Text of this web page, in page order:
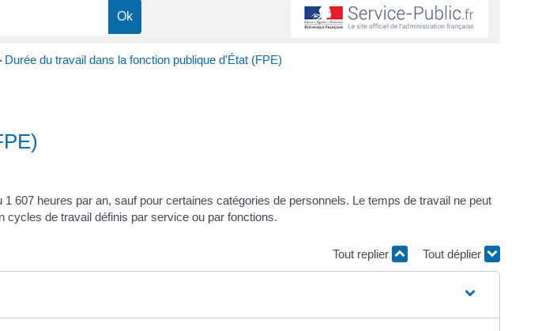
Durée du travail dans la fonction publique d'État (FPE)
607 heures par an, sauf pour certaines catégories de personnels. Le temps de travail ne peut
cycles de travail définis par service ou par fonctions.
Tout replier Tout déplier